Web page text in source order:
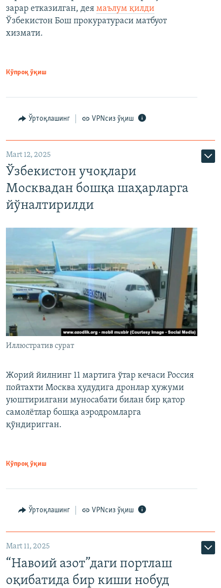
зарар етказилган, дея маълум қилди
Ўзбекистон Бош прокуратураси матбуот
хизмати.
Кўпроқ ўқиш
Ўртоқлашинг VPNсиз ўқиш
Mart 12, 2025
Ўзбекистон учоқлари
Москвадан бошқа шаҳарларга
йўналтирилди
Иллюстратив сурат
Жорий йилнинг 11 мартига ўтар кечаси Россия
пойтахти Москва ҳудудига дронлар ҳужуми
уюштирилгани муносабати билан бир қатор
самолётлар бошқа аэродромларга
қўндиригган.
Кўпроқ ўқиш
Ўртоқлашинг VPNсиз ўқиш
Mart 11, 2025
“Навоий азот”даги портлаш
оқибатида бир киши нобуд